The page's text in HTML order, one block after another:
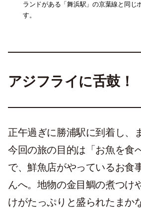
ランドがある「舞浜駅」の京葉線と同じ
す。
アジフライに舌鼓！
正午過ぎに勝浦駅に到着し、
今回の旅の目的は「お魚を食
で、鮮魚店がやっているお食
んへ。地物の金目鯛の煮つけ
けがたっぷりと盛られたまか